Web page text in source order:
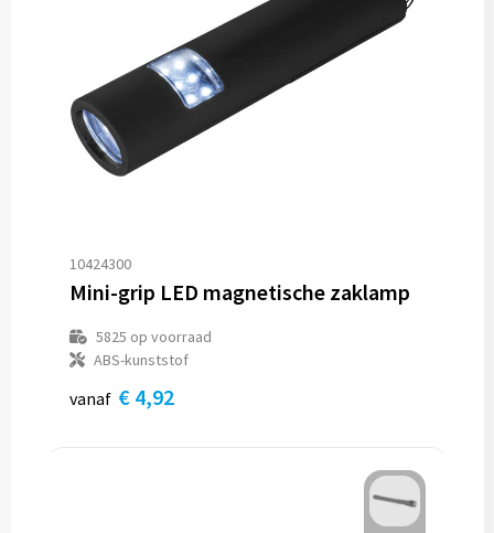
10424300
Mini-grip LED magnetische zaklamp
5825 op voorraad
ABS-kunststof
vanaf € 4,92